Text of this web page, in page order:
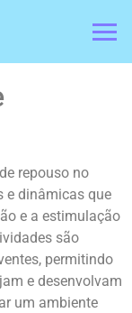
repouso no
e dinâmicas que
e a estimulação
são
permitindo
e desenvolvam
um ambiente